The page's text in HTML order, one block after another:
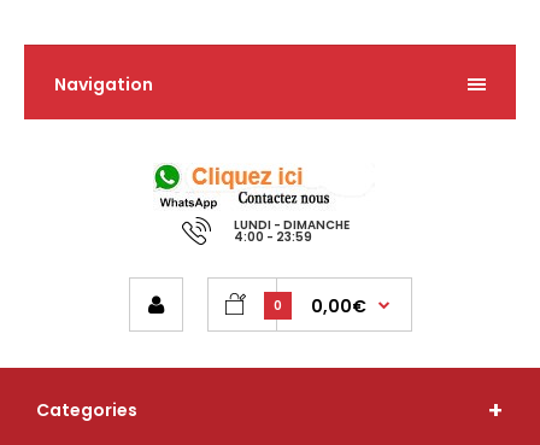
Navigation
LUNDI - DIMANCHE
4:00 - 23:59
0 0,00€
Categories